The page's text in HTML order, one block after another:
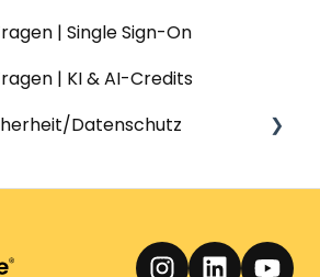
| Single Sign-On
| KI & AI-Credits
Datenschutz
organisatorische